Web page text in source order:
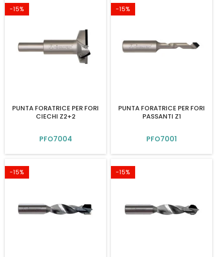
-15%
PUNTA FORATRICE PER FORI
CIECHI Z2+2
PFO7004
-15%
PUNTA FORATRICE PER FORI
PASSANTI Z1
PFO7001
-15% -15%